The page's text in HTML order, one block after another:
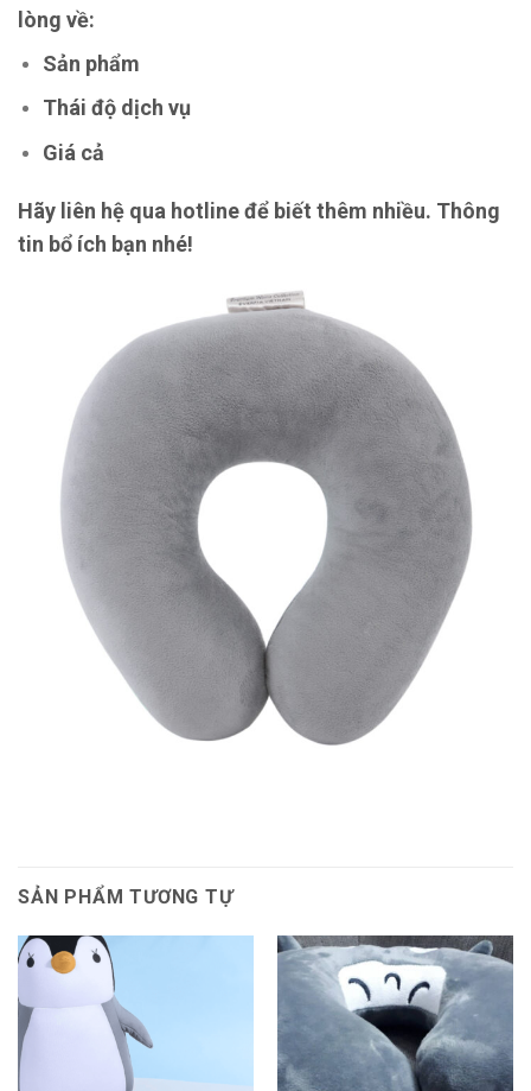
lòng về:
Sản phẩm
Thái độ dịch vụ
Giá cả
Hãy liên hệ qua hotline để biết thêm nhiều. Thông
tin bổ ích bạn nhé!
SẢN PHẨM TƯƠNG TỰ